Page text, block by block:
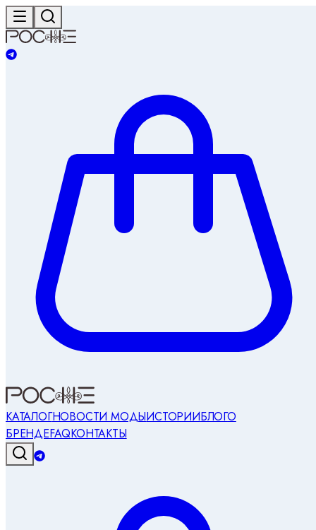
КАТАЛОГНОВОСТИ МОДЫИСТОРИИБЛОГО
БРЕНДЕFAQКОНТАКТЫ